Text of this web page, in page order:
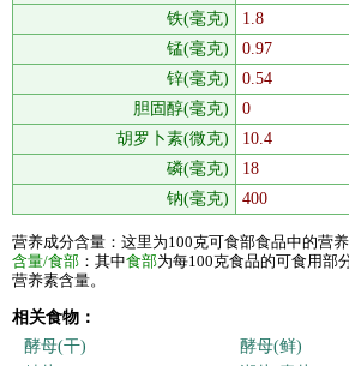
铁(毫克)
1.8
锰(毫克)
0.97
锌(毫克)
0.54
胆固醇(毫克)
0
胡罗卜素(微克)
10.4
磷(毫克)
18
钠(毫克)
400
营养成分含量：这里为100克可食部食品中的营养
含量/食部 ：其中食部为每100克食品的可食用部
营养素含量。
相关食物：
酵母(干)
酵母(鲜)